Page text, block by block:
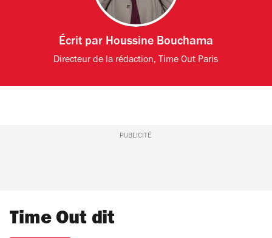
Écrit par Houssine Bouchama
Directeur de la rédaction, Time Out Paris
PUBLICITÉ
Time Out dit